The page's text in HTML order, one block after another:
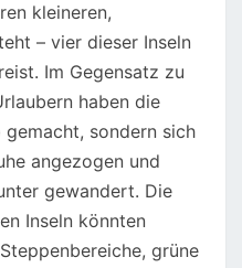
kleineren,
– vier dieser Inseln
Im Gegensatz zu
haben die
sondern sich
angezogen und
gewandert. Die
Inseln könnten
grüne